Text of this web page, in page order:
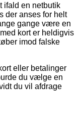
ifald en netbutik
der anses for helt
gange være en
kort er heldigvis
imod falske
eller betalinger
du vælge en
du vil afdrage